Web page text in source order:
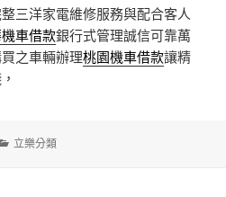
三洋家電維修服務與配合客人
車借款銀行式管理誠信可靠萬
之車輛辦理桃園機車借款讓精
分
立樂分類